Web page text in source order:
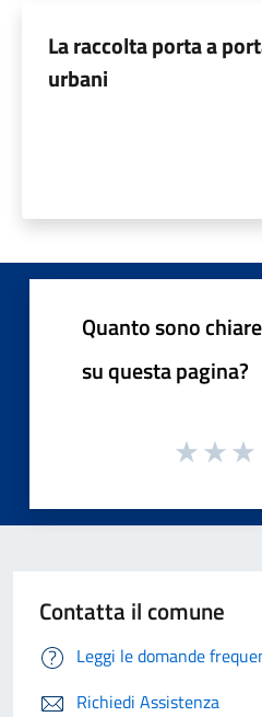
La raccolta porta a
urbani
Quanto sono
su questa pagina?
Contatta il comune
Leggi le domande
Richiedi Assistenza